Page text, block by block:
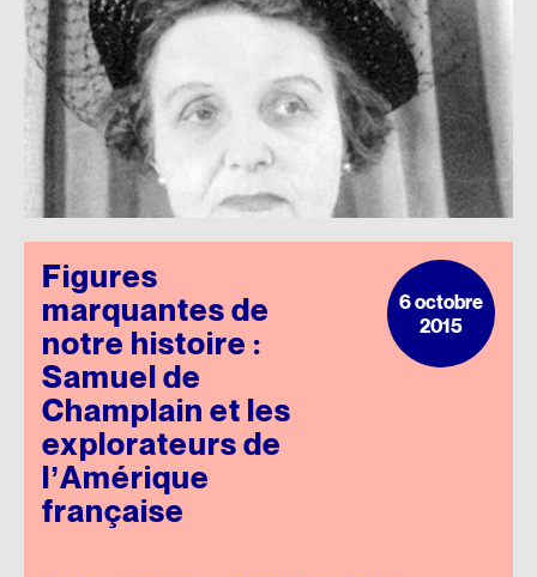
Figures
marquantes de
notre histoire :
Samuel de
Champlain et les
explorateurs de
l’Amérique
française
6 octobre
2015